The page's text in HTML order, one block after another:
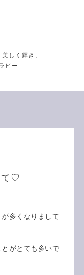
しく輝き、
ピー
て♡
多くなりまして
がとても多いで